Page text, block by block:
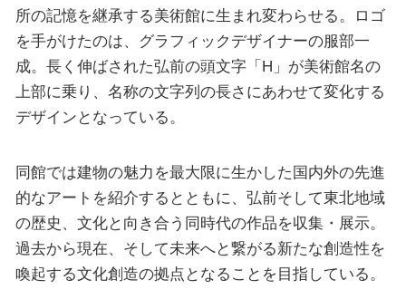
所の記憶を継承する美術館に生まれ変わらせる。ロゴ
を手がけたのは、グラフィックデザイナーの服部一
成。長く伸ばされた弘前の頭文字「H」が美術館名の
上部に乗り、名称の文字列の長さにあわせて変化する
デザインとなっている。
同館では建物の魅力を最大限に生かした国内外の先進
的なアートを紹介するとともに、弘前そして東北地域
の歴史、文化と向き合う同時代の作品を収集・展示。
過去から現在、そして未来へと繋がる新たな創造性を
喚起する文化創造の拠点となることを目指している。